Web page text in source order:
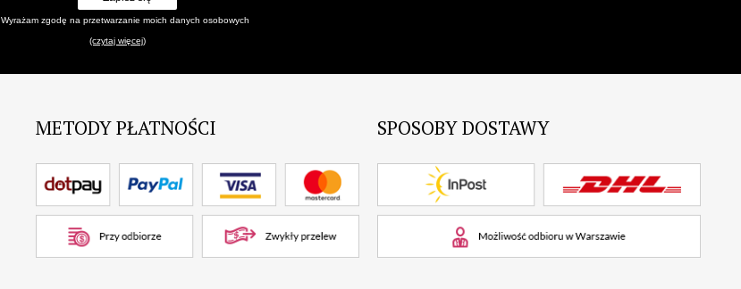
Wyrażam zgodę na przetwarzanie moich danych osobowych
(czytaj więcej)
METODY PŁATNOŚCI SPOSOBY DOSTAWY